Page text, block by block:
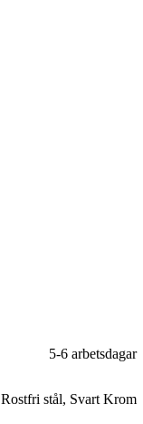
5-6 arbetsdagar
Rostfri stål, Svart Krom